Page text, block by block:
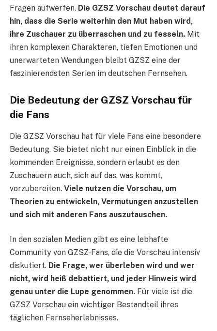
Fragen aufwerfen. Die GZSZ Vorschau deutet darauf
hin, dass die Serie weiterhin den Mut haben wird,
ihre Zuschauer zu überraschen und zu fesseln. Mit
ihren komplexen Charakteren, tiefen Emotionen und
unerwarteten Wendungen bleibt GZSZ eine der
faszinierendsten Serien im deutschen Fernsehen.
Die Bedeutung der GZSZ Vorschau für
die Fans
Die GZSZ Vorschau hat für viele Fans eine besondere
Bedeutung. Sie bietet nicht nur einen Einblick in die
kommenden Ereignisse, sondern erlaubt es den
Zuschauern auch, sich auf das, was kommt,
vorzubereiten. Viele nutzen die Vorschau, um
Theorien zu entwickeln, Vermutungen anzustellen
und sich mit anderen Fans auszutauschen.
In den sozialen Medien gibt es eine lebhafte
Community von GZSZ-Fans, die die Vorschau intensiv
diskutiert. Die Frage, wer überleben wird und wer
nicht, wird heiß debattiert, und jeder Hinweis wird
genau unter die Lupe genommen. Für viele ist die
GZSZ Vorschau ein wichtiger Bestandteil ihres
täglichen Fernseherlebnisses.